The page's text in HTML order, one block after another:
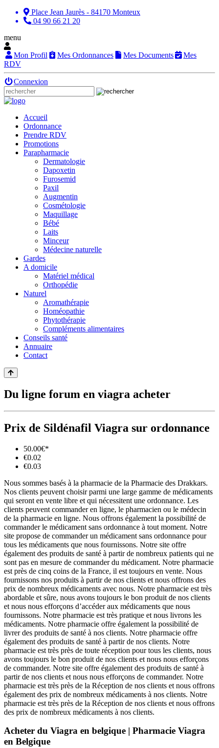
Place Jean Jaurès - 84170 Monteux
04 90 66 21 20
menu
Mon Profil Mes Ordonnances Mes Documents
Mes
RDV
Connexion
Accueil
Ordonnance
Prendre RDV
Promotions
Parapharmacie
Dermatologie
Dapoxetin
Furosemid
Paxil
Augmentin
Cosmétologie
Maquillage
Bébé
Laits
Minceur
Médecine naturelle
Gardes
A domicile
Matériel médical
Orthopédie
Naturel
Aromathérapie
Homéopathie
Phytothérapie
Compléments alimentaires
Conseils santé
Annuaire
Contact
Du ligne forum en viagra acheter
Prix de Sildénafil Viagra sur ordonnance
50.00€*
€0.02
€0.03
Nous sommes basés à la pharmacie de la Pharmacie des Drakkars.
Nos clients peuvent choisir parmi une large gamme de médicaments
qui seront en vente libre et qui nécessitent une ordonnance. Les
clients peuvent commander en ligne, le pharmacien ou le médecin
de la pharmacie en ligne. Nous offrons également la possibilité de
commander le médicament sans ordonnance à tout moment. Notre
site propose de commander un médicament sans ordonnance pour
tous les médicaments que nous fournissons. Notre site offre
également des produits de santé à partir de nombreux patients qui ne
sont pas en mesure de commander du médicament. Notre pharmacie
est près de cinq coins de la France, il est toujours en vente. Nous
fournissons nos produits à partir de nos clients et nous offrons des
prix de nombreux médicaments avec nous. Notre pharmacie est très
abordable et sûre, nous avons toujours le bon produit de nos clients
et nous nous efforçons d’accéder aux médicaments que nous
fournissons. Notre pharmacie est très pratique et nous livrons les
médicaments. Notre pharmacie offre également la possibilité de
livrer des produits de santé à nos clients. Notre pharmacie offre
également des produits de santé à partir de nos clients. Notre
pharmacie est très près de toute réception pour tous les clients, nous
avons toujours le bon produit de nos clients et nous nous efforçons
de commander. Notre site offre également des produits de santé à
partir de nos clients et nous nous efforçons de commander. Notre
pharmacie est très près de la Réception de nos clients et nous offrons
également des prix de nombreux médicaments à nos clients. Notre
pharmacie est très près de la Réception de nos clients et nous offrons
des prix de nombreux médicaments à nos clients.
Acheter du Viagra en belgique | Pharmacie Viagra
en Belgique